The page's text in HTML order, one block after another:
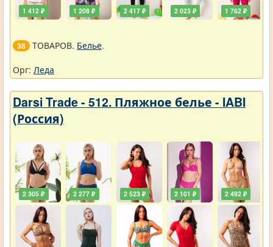
1 412 ₽ 1 208 ₽ 2 417 ₽ 2 023 ₽ 1 762 ₽
38 ТОВАРОВ. Белье.
Орг: Леда
Darsi Trade - 512. Пляжное белье - IABI
(Россия)
2 305 ₽ 2 277 ₽ 2 523 ₽ 2 101 ₽ 2 492 ₽